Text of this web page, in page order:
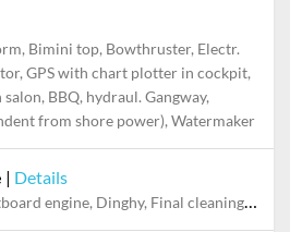
Bimini top, Bowthruster, Electr.
GPS with chart plotter in cockpit,
BBQ, hydraul. Gangway,
from shore power), Watermaker
| Details
Mooring in home marina during the whole charter, Snorkeling set, Skipper, Stand-up paddle board, Water ski, WiFi internet on board